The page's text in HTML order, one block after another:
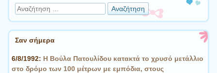
Αναζήτηση
Σαν σήμερα
6/8/1992: Η Βούλα Πατουλίδου κατακτά το χρυσό μετάλλιο
στο δρόμο των 100 μέτρων με εμπόδια, στους